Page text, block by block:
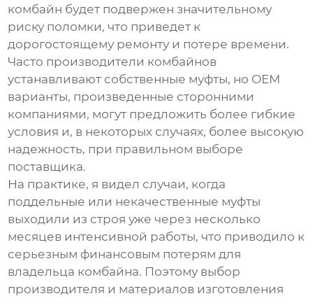
комбайн будет подвержен значительному
риску поломки, что приведет к
дорогостоящему ремонту и потере времени.
Часто производители комбайнов
устанавливают собственные муфты, но OEM
варианты, произведенные сторонними
компаниями, могут предложить более гибкие
условия и, в некоторых случаях, более высокую
надежность, при правильном выборе
поставщика.
На практике, я видел случаи, когда
поддельные или некачественные муфты
выходили из строя уже через несколько
месяцев интенсивной работы, что приводило к
серьезным финансовым потерям для
владельца комбайна. Поэтому выбор
производителя и материалов изготовления